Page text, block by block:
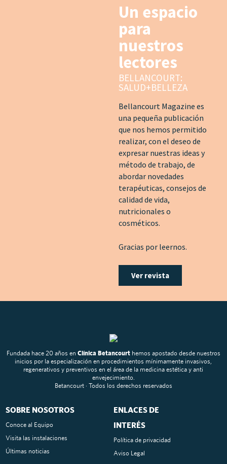
Un espacio
para
nuestros
lectores
BELLANCOURT:
SALUD+BELLEZA
Bellancourt Magazine es
una pequeña publicación
que nos hemos permitido
realizar, con el deseo de
expresar nuestras ideas y
método de trabajo, de
abordar novedades
terapéuticas, consejos de
calidad de vida,
nutricionales o
cosméticos.
Gracias por leernos.
Ver revista
Fundada hace 20 años en Clínica Betancourthemos apostado desde nuestros
inicios por la especialización en procedimientos mínimamente invasivos,
regenerativos y preventivos en el área de la medicina estética y anti
envejecimiento.
Betancourt · Todos los derechos reservados
SOBRE NOSOTROS
Conoce al Equipo
Visita las instalaciones
Últimas noticias
ENLACES DE
INTERÉS
Política de privacidad
Aviso Legal